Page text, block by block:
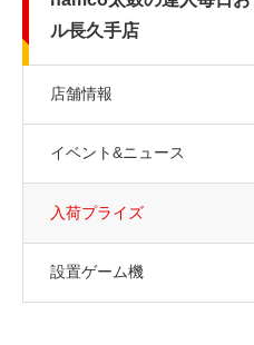
ル長久手店
店舗情報
イベント&ニュース
入荷プライズ
設置ゲーム機